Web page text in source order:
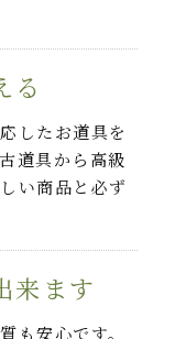
る
したお道具を
道具から高級
い商品と必ず
来ます
も安心です。